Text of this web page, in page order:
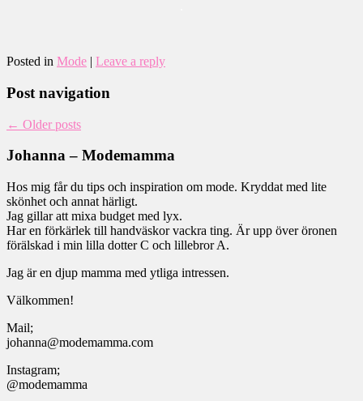
Posted in Mode | Leave a reply
Post navigation
← Older posts
Johanna – Modemamma
Hos mig får du tips och inspiration om mode. Kryddat med lite
skönhet och annat härligt.
Jag gillar att mixa budget med lyx.
Har en förkärlek till handväskor vackra ting. Är upp över öronen
förälskad i min lilla dotter C och lillebror A.
Jag är en djup mamma med ytliga intressen.
Välkommen!
Mail;
johanna@modemamma.com
Instagram;
@modemamma